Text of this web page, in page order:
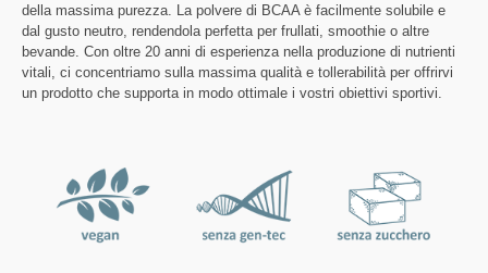
della massima purezza. La polvere di BCAA è facilmente solubile e
dal gusto neutro, rendendola perfetta per frullati, smoothie o altre
bevande. Con oltre 20 anni di esperienza nella produzione di nutrienti
vitali, ci concentriamo sulla massima qualità e tollerabilità per offrirvi
un prodotto che supporta in modo ottimale i vostri obiettivi sportivi.